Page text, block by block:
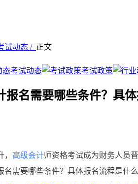
试动态 / 正文
考试动态 考试政策
报名需要哪些条件？具
高级会计师资格考试成为财务人员
名需要哪些条件？具体报名流程是什